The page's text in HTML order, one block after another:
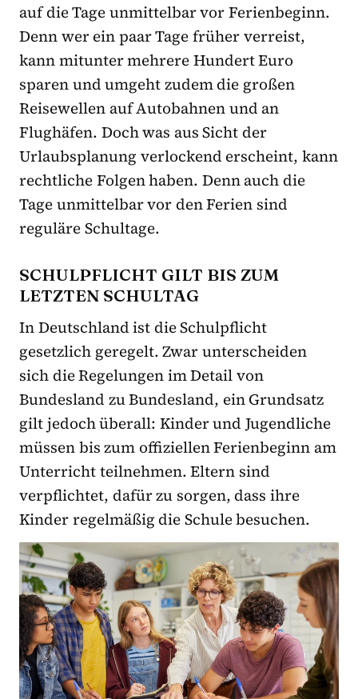
auf die Tage unmittelbar vor Ferienbeginn.
Denn wer ein paar Tage früher verreist,
kann mitunter mehrere Hundert Euro
sparen und umgeht zudem die großen
Reisewellen auf Autobahnen und an
Flughäfen. Doch was aus Sicht der
Urlaubsplanung verlockend erscheint, kann
rechtliche Folgen haben. Denn auch die
Tage unmittelbar vor den Ferien sind
reguläre Schultage.
SCHULPFLICHT GILT BIS ZUM
LETZTEN SCHULTAG
In Deutschland ist die Schulpflicht
gesetzlich geregelt. Zwar unterscheiden
sich die Regelungen im Detail von
Bundesland zu Bundesland, ein Grundsatz
gilt jedoch überall: Kinder und Jugendliche
müssen bis zum offiziellen Ferienbeginn am
Unterricht teilnehmen. Eltern sind
verpflichtet, dafür zu sorgen, dass ihre
Kinder regelmäßig die Schule besuchen.